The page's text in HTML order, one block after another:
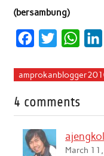
(bersambung)
c
b
o
o
i
t
W
a
s
p
4 comments
ajengkol
March